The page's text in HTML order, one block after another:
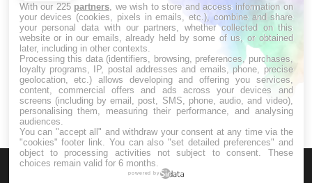
Maladie de Charcot (Sclérose latérale
amyotrophique)
With our 225 partners , we wish to store and access information on
your devices (cookies, pixels in emails, etc.), combine and share
your personal data with our partners, whether collected on this
website or in our emails, already held by some of us, or obtained
later, including in other contexts.
Processing this data (identifiers, browsing, preferences, purchases,
loyalty programs, IP, postal addresses and emails, phone, precise
geolocation, etc.) allows developing and offering you services,
content, commercial offers and ads across your devices and
screens (including by email, post, SMS, phone, audio, and video),
personalising them, measuring their performance, and analysing
audiences.
You can "accept all" and withdraw your consent at any time via the
"cookies" footer link . You can also "set detailed preferences" and
object to processing activities not subject to consent. These
choices remain valid for 6 months.
powered by